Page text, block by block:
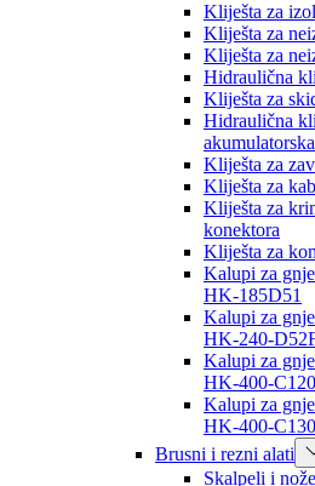
Kliješta za
Kliješta za
Kliješta za
Hidraulična
Kliješta za
Hidraulična
akumulatorska
Kliješta za
Kliješta za
Kliješta za
konektora
Kliješta za
Kalupi za
HK-185D51
Kalupi za
HK-240-
Kalupi za
HK-400-
Kalupi za
HK-400-
Brusni i rezni alati
Skalpeli i